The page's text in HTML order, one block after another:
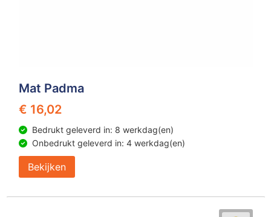
Mat Padma
€ 16,02
Bedrukt geleverd in: 8 werkdag(en)
Onbedrukt geleverd in: 4 werkdag(en)
Bekijken